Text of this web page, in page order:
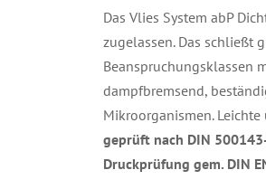
Das Vlies System abP
zugelassen. Das schließt
Beanspruchungsklassen
dampfbremsend,
Mikroorganismen.
geprüft nach DIN
Druckprüfung gem. DIN